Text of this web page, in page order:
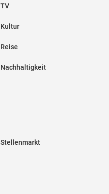
TV
Kultur
Reise
Nachhaltigkeit
Stellenmarkt